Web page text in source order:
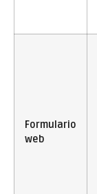
Formulario
web